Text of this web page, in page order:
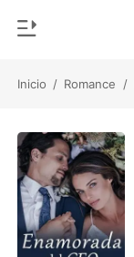
Inicio / Romance /
Recargar
Historia
Género
Moderno
Hombre Lobo